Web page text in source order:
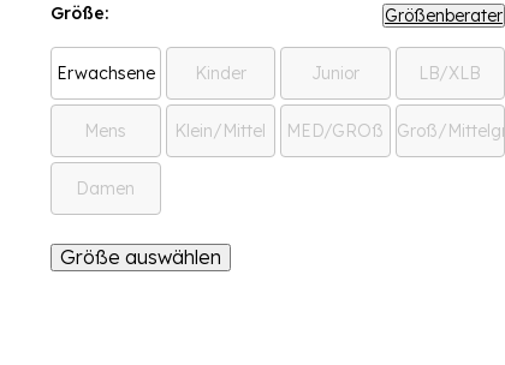
Größe: Größenberater
Erwachsene Kinder Junior LB/XLB
Mens Klein/Mittel MED/GROß Groß/
Damen
Größe auswählen